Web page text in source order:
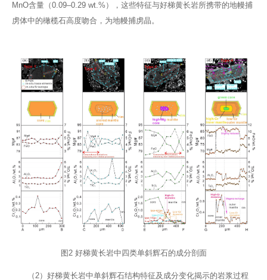
MnO含量（0.09–0.29 wt.%），这些特征与好梯黄长岩所携带的地幔捕
虏体中的橄榄石高度吻合，为地幔捕虏晶。
图2 好梯黄长岩中四类单斜辉石的成分剖面
（2）好梯黄长岩中单斜辉石结构特征及成分变化揭示的岩浆过程